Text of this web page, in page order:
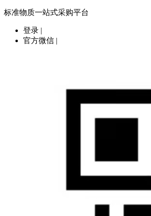
标准物质一站式采购平台
登录 |
官方微信 |